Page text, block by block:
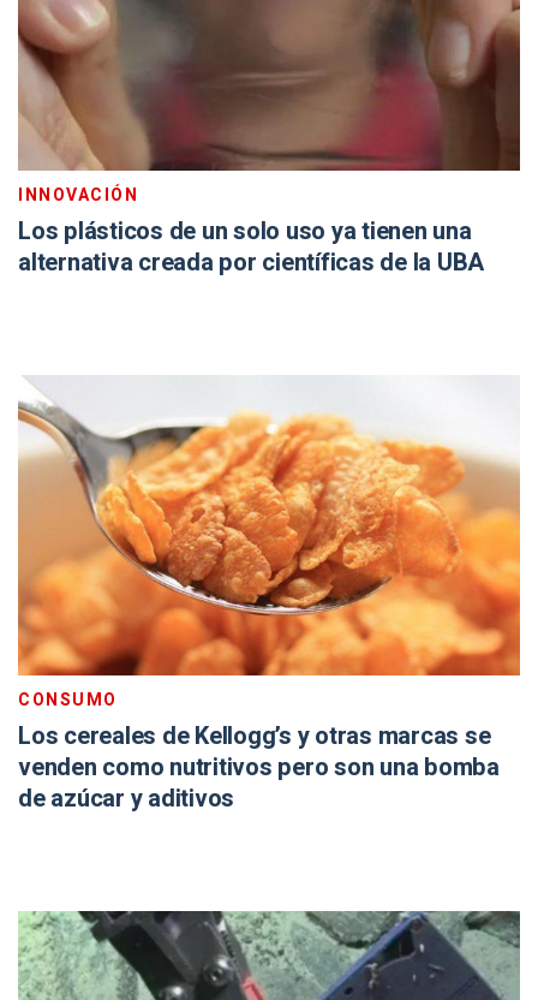
INNOVACIÓN
Los plásticos de un solo uso ya tienen una
alternativa creada por científicas de la UBA
CONSUMO
Los cereales de Kellogg’s y otras marcas se
venden como nutritivos pero son una bomba
de azúcar y aditivos